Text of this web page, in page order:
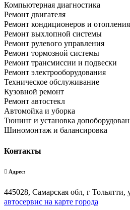
Компьютерная диагностика
Ремонт двигателя
Ремонт кондиционеров и отопления
Ремонт выхлопной системы
Ремонт рулевого управления
Ремонт тормозной системы
Ремонт трансмиссии и подвески
Ремонт электрооборудования
Техническое обслуживание
Кузовной ремонт
Ремонт автостекл
Автомойка и уборка
Тюнинг и установка
Шиномонтаж и балансировка
Контакты
Адрес:
445028, Самарская обл, г Тольятти,
автосервис на карте города